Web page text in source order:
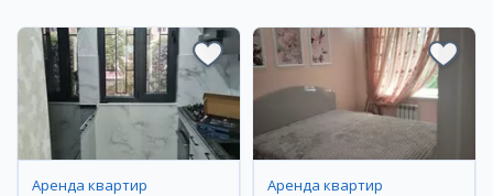
Аренда квартир Аренда квартир